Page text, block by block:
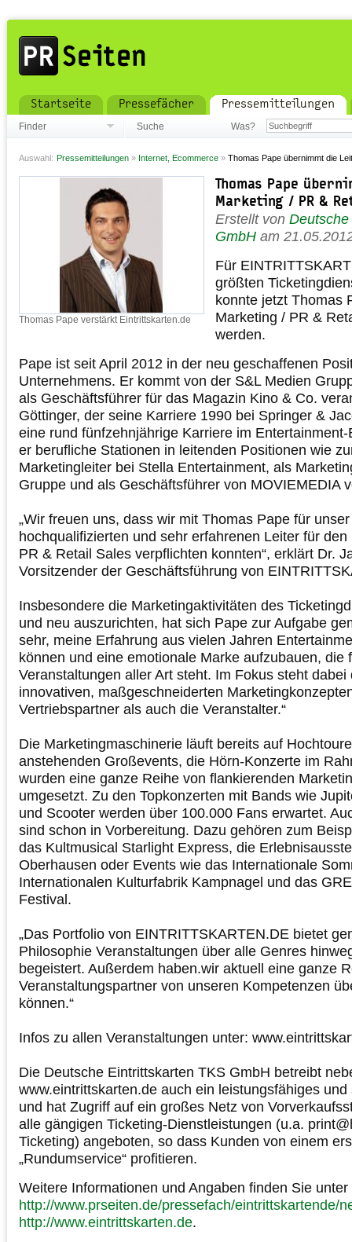
Startseite Pressefächer Pressemitteilungen
Finder Suche Was?
Auswahl: Pressemitteilungen » Internet, Ecommerce » Thomas Pape übernimmt die
Thomas Pape verstärkt Eintrittskarten.de
Thomas Pape
Marketing / PR &
Erstellt von
GmbH am
Für
größten
konnte jetzt Thomas
Marketing / PR &
werden.
Pape ist seit April 2012 in der neu geschaffenen
Unternehmens. Er kommt von der S&L Medien
als Geschäftsführer für das Magazin Kino & Co.
Göttinger, der seine Karriere 1990 bei Springer &
eine rund fünfzehnjährige Karriere im
er berufliche Stationen in leitenden Positionen wie
Marketingleiter bei Stella Entertainment, als
Gruppe und als Geschäftsführer von MOVIEMEDIA
„Wir freuen uns, dass wir mit Thomas Pape für
hochqualifizierten und sehr erfahrenen Leiter für
PR & Retail Sales verpflichten konnten“, erklärt Dr.
Vorsitzender der Geschäftsführung von
Insbesondere die Marketingaktivitäten des
und neu auszurichten, hat sich Pape zur Aufgabe
sehr, meine Erfahrung aus vielen Jahren
können und eine emotionale Marke aufzubauen, die
Veranstaltungen aller Art steht. Im Fokus steht
innovativen, maßgeschneiderten
Vertriebspartner als auch die Veranstalter.“
Die Marketingmaschinerie läuft bereits auf
anstehenden Großevents, die Hörn-Konzerte im
wurden eine ganze Reihe von flankierenden
umgesetzt. Zu den Topkonzerten mit Bands wie
und Scooter werden über 100.000 Fans erwartet.
sind schon in Vorbereitung. Dazu gehören zum
das Kultmusical Starlight Express, die
Oberhausen oder Events wie das Internationale
Internationalen Kulturfabrik Kampnagel und das
Festival.
„Das Portfolio von EINTRITTSKARTEN.DE bietet
Philosophie Veranstaltungen über alle Genres
begeistert. Außerdem haben.wir aktuell eine ganze
Veranstaltungspartner von unseren Kompetenzen
können.“
Infos zu allen Veranstaltungen unter:
Die Deutsche Eintrittskarten TKS GmbH betreibt
www.eintrittskarten.de auch ein leistungsfähiges
und hat Zugriff auf ein großes Netz von
alle gängigen Ticketing-Dienstleistungen (u.a.
Ticketing) angeboten, so dass Kunden von einem
„Rundumservice“ profitieren.
Weitere Informationen und Angaben finden Sie unter
http://www.prseiten.de/pressefach/eintrittskartende/
http://www.eintrittskarten.de.